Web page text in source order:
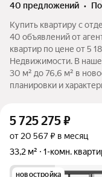
40 предложений •
Купить квартиру с
40 объявлений от
квартир по цене от 5
Недвижимости. В
30 м² до 76,6 м² в
планировки и
5 725 275₽
от 20 567 ₽ в месяц
33,2 м²
1-комн.
новостройка